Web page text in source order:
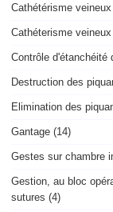
Cathétérisme
Cathéterisme
Contrôle d'étanchéité
Destruction des
Elimination des
Gantage (14)
Gestes sur chambre
Gestion, au bloc
sutures (4)